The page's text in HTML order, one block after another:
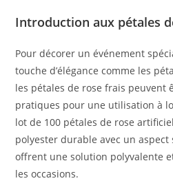
Introduction aux pétales
Pour décorer un événement
touche d’élégance comme les
les pétales de rose frais peuvent
pratiques pour une utilisation à
lot de 100 pétales de rose
polyester durable avec un aspect
offrent une solution polyvalente
les occasions.